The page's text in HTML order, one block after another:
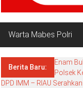
Warta Mabes Polri
Berita Baru:
Enam
Polsek
DPD IMM – RIAU